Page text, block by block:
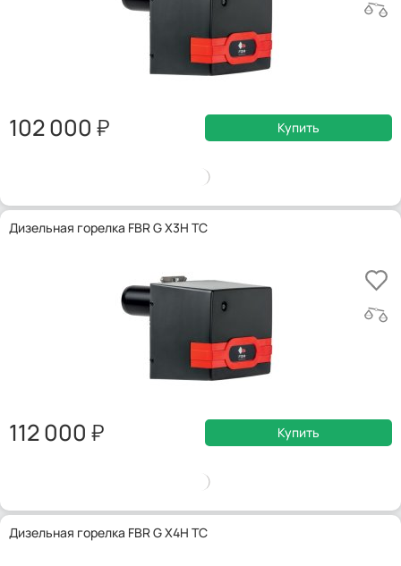
102 000 Купить
Дизельная горелка FBR G X3H TC
112 000 Купить
Дизельная горелка FBR G X4H TC